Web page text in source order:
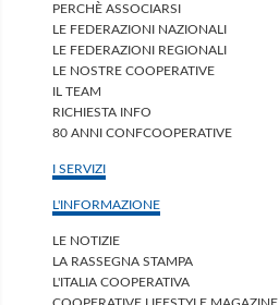
PERCHÈ ASSOCIARSI
LE FEDERAZIONI NAZIONALI
LE FEDERAZIONI REGIONALI
LE NOSTRE COOPERATIVE
IL TEAM
RICHIESTA INFO
80 ANNI CONFCOOPERATIVE
I SERVIZI
L'INFORMAZIONE
LE NOTIZIE
LA RASSEGNA STAMPA
L'ITALIA COOPERATIVA